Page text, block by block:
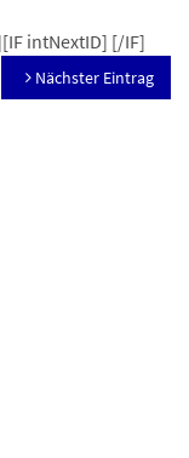
intNextID]
Nächster Eintrag
[/IF]